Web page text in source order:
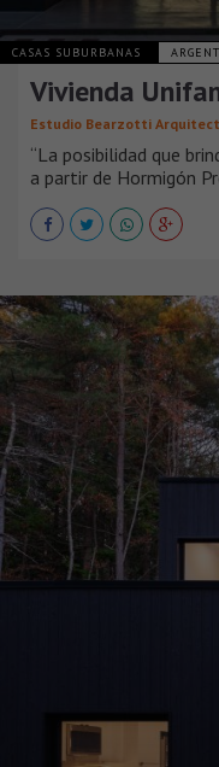
CASAS SUBURBANAS
Vivienda
Estudio Bearzotti
“La posibilidad que
a partir de Hormigón